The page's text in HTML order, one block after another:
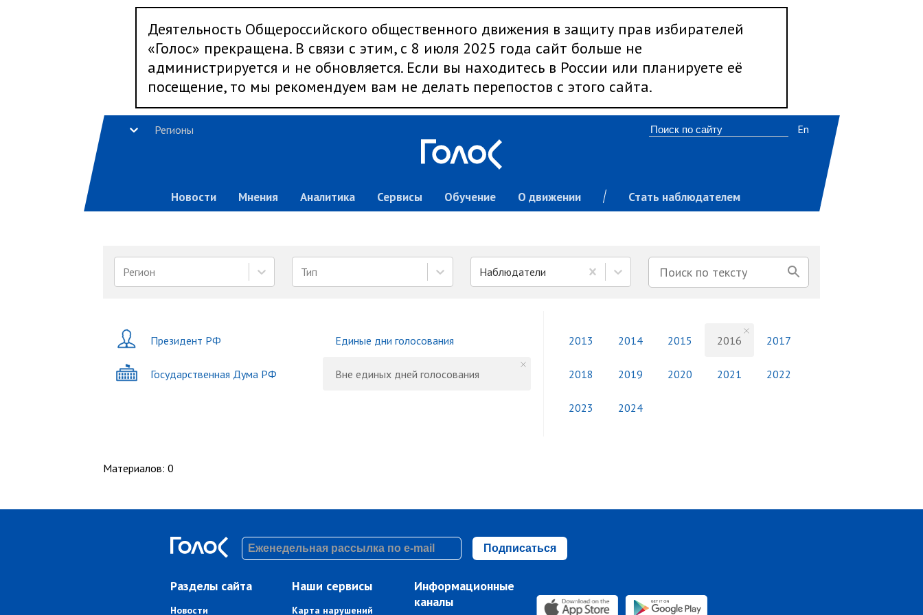
Деятельность Общероссийского общественного движения в защиту прав избирателей
«Голос» прекращена. В связи с этим, с 8 июля 2025 года сайт больше не
администрируется и не обновляется. Если вы находитесь в России или планируете её
посещение, то мы рекомендуем вам не делать перепостов с этого сайта.
Регионы
Новости Мнения Аналитика Сервисы Обучение О движении Стать наблюдателем
En
Регион Тип Наблюдатели
Президент РФ
Государственная Дума РФ
Единые дни голосования
Вне единых дней голосования
2013 2014 2015 2016 2017
2018 2019 2020 2021 2022
2023 2024
Материалов: 0
Подписаться
Разделы сайта
Новости
Наши сервисы
Карта нарушений
Информационные
каналы